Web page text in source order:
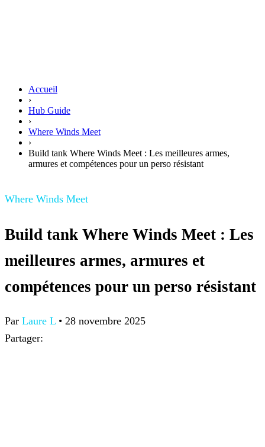
Accueil
›
Hub Guide
›
Where Winds Meet
›
Build tank Where Winds Meet : Les meilleures armes,
armures et compétences pour un perso résistant
Where Winds Meet
Build tank Where Winds Meet : Les
meilleures armes, armures et
compétences pour un perso résistant
Par Laure L • 28 novembre 2025
Partager: